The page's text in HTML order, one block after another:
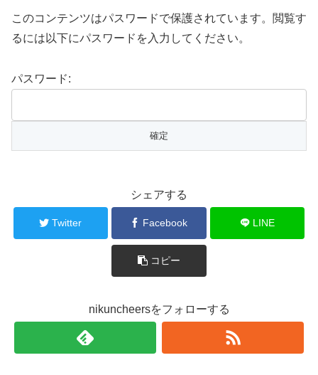
このコンテンツはパスワードで保護されています。閲覧す
るには以下にパスワードを入力してください。
パスワード:
シェアする
Twitter Facebook LINE
コピー
nikuncheersをフォローする